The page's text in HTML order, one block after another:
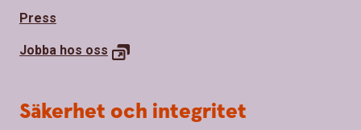
Press
Jobba hos oss
Säkerhet och integritet